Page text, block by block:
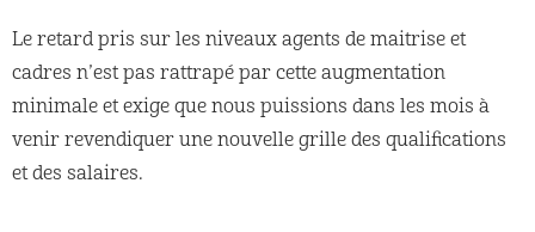
Le retard pris sur les niveaux agents de maitrise et
cadres n’est pas rattrapé par cette augmentation
minimale et exige que nous puissions dans les mois à
venir revendiquer une nouvelle grille des qualifications
et des salaires.